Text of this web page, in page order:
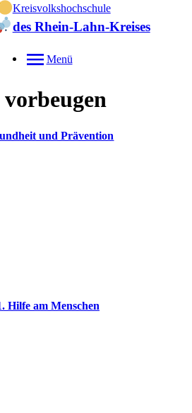
Kreisvolkshochschule
des Rhein-Lahn-Kreises
Menü
und Prävention
Hilfe am Menschen